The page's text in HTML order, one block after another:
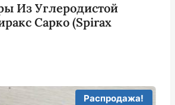
Из Углеродистой
Сарко (Spirax
Распродажа!